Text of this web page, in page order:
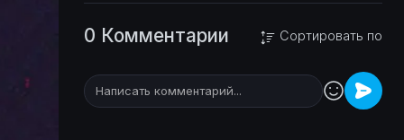
0 Комментарии Сортировать по